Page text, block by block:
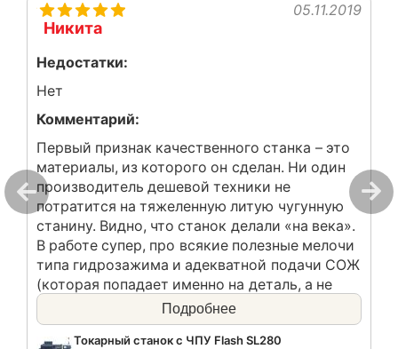
05.11.2019
Никита
Недостатки:
Нет
Комментарий:
Первый признак качественного станка – это
материалы, из которого он сделан. Ни один
производитель дешевой техники не
потратится на тяжеленную литую чугунную
станину. Видно, что станок делали «на века».
В работе супер, про всякие полезные мелочи
типа гидрозажима и адекватной подачи СОЖ
(которая попадает именно на деталь, а не
везде вокруг), даже не упоминаю (хотя у
многих производителей и этого нет).
Подробнее
Токарный станок с ЧПУ Flash SL280